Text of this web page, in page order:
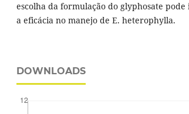
escolha da formulação do glyphosate
a eficácia no manejo de E. heterophylla.
DOWNLOADS